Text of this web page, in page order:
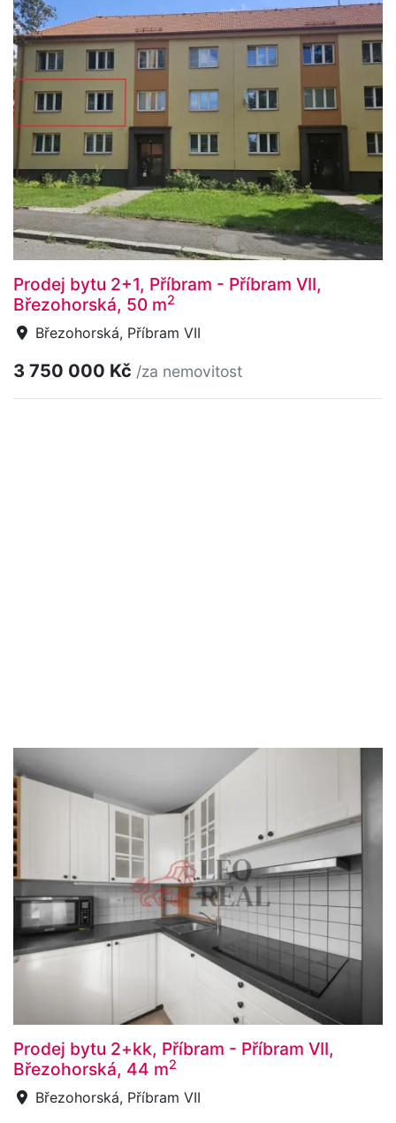
Prodej bytu 2+1, Příbram - Příbram VII,
Březohorská, 50 m2
Březohorská, Příbram VII
3 750 000 Kč /za nemovitost
Prodej bytu 2+kk, Příbram - Příbram VII,
Březohorská, 44 m2
Březohorská, Příbram VII